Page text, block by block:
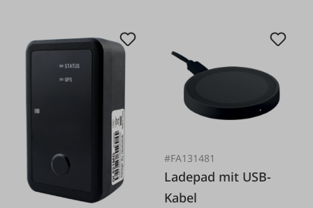
#FA131481
Ladepad mit USB-
Kabel